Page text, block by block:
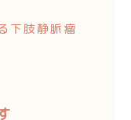
下肢静脈瘤